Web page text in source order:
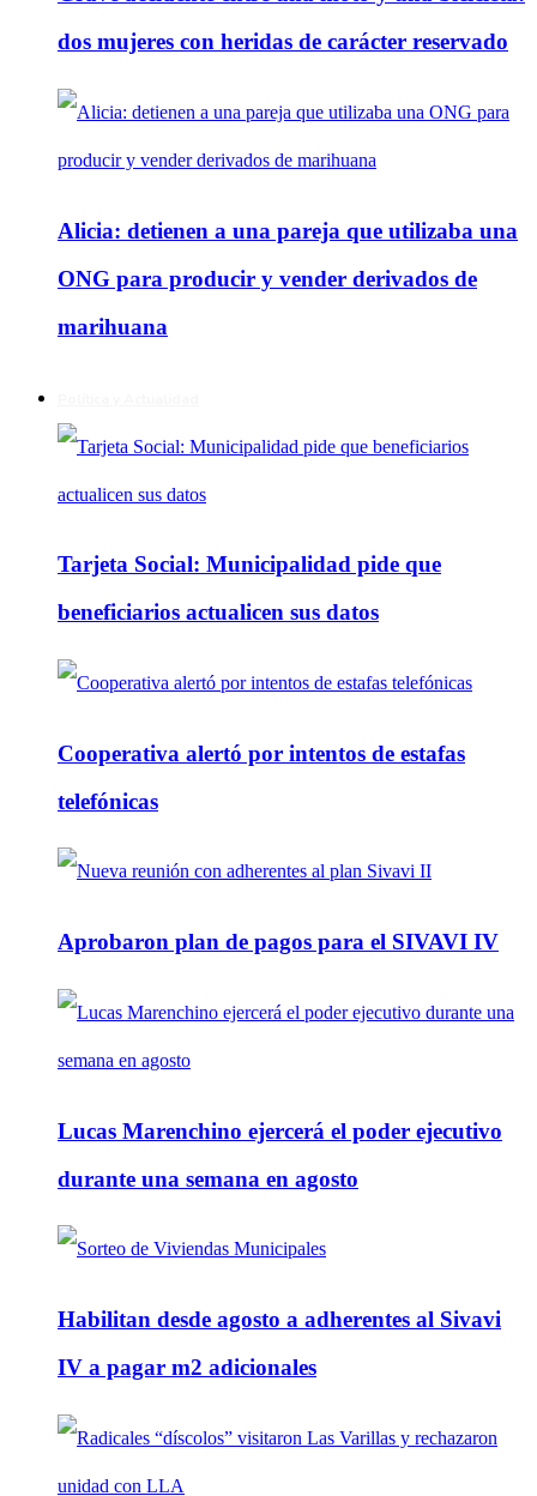
dos mujeres con heridas de carácter reservado
Alicia: detienen a una pareja que utilizaba una
ONG para producir y vender derivados de
marihuana
Tarjeta Social: Municipalidad pide que
beneficiarios actualicen sus datos
Cooperativa alertó por intentos de estafas
telefónicas
Aprobaron plan de pagos para el SIVAVI IV
Lucas Marenchino ejercerá el poder ejecutivo
durante una semana en agosto
Habilitan desde agosto a adherentes al Sivavi
IV a pagar m2 adicionales